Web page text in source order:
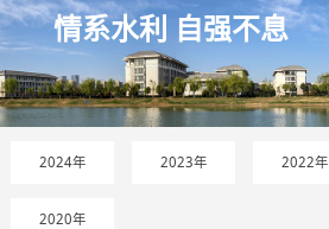
情系水利 自强不息
2024年 2023年 2022年
2020年